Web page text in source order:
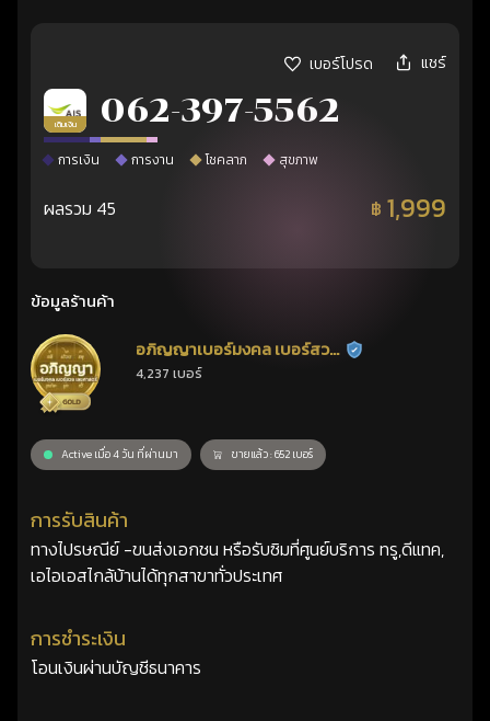
เบอร์โปรด แชร์
เติมเงิน 062-397-5562
การเงิน การงาน โชคลาภ สุขภาพ
ผลรวม 45 ฿ 1,999
ข้อมูลร้านค้า
อภิญญาเบอร์มงคล เบอร์สวย
เลขศาสตร์
ร้านยืนยันแล้ว
4,237 เบอร์
Active เมื่อ 4 วัน ที่ผ่านมา ขายแล้ว : 652 เบอร์
การรับสินค้า
ทางไปรษณีย์ -ขนส่งเอกชน หรือรับซิมที่ศูนย์บริการ ทรู,ดีแทค,
เอไอเอสไกล้บ้านได้ทุกสาขาทั่วประเทศ
การชำระเงิน
โอนเงินผ่านบัญชีธนาคาร